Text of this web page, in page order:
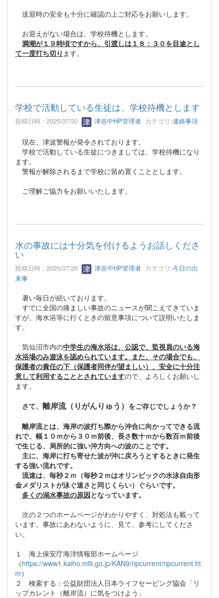
送迎時の安全も十分に確認の上ご対応をお願いします。
お迎えがない場合は、学校待機とします。
満潮が１９時頃ですから、引渡しは１８：３０を目途とし
て一度打ち切り ます。
学校で活動している生徒は、学校待機とします
投稿日時 : 2025/07/30 津谷中HP管理者 カテゴリ:連絡事項
現在、津波警報が発令されております。
学校で活動している生徒につきましては、学校待機になり
ます。
警報が解除されるまで学校に留め置くこととします。
ご理解ご協力をお願いいたします。
水の事故には十分気を付けるようお話しくださ
い
投稿日時 : 2025/07/26 津谷中HP管理者 カテゴリ:今日の出
来事
暑い毎日が続いております。
すでに全国の痛ましい事故のニュースが聞こえてきていま
すが、海水浴等に行くときの留意事項について説明いたしま
す。
気仙沼市内の中学生の海水浴は、公認で、監視員のいる海
水浴場のみ遊泳を認められています。また、その場合でも、
保護者の責任の下（保護者同伴が望ましい）、安全に十分注
意して利用することとされていますので、よろしくお願いし
ます。
さて、 離岸流（りがんりゅう） をご存じでしょうか？
離岸流とは、海岸の波打ち際から沖合に向かってできる流
れで、幅１０ｍから３０ｍ前後、長さ数十ｍから数百ｍ前後
で生じる、局所的に強い沖方向への波のことです。
主に、海岸に打ち寄せた波が沖に戻ろうとするときに発生
する強い流れです。
流速は、毎秒２ｍ（毎秒２ｍはオリンピックの水泳自由形
金メダリストが泳ぐ速さと同じくらい）ぐらいです。
多くの溺水事故の原因となっています。
次の２つのホームページがわかりやすく、対処法も載って
います。事故にあわないように、見て、参考にしてくださ
い。
１ 海上保安庁海洋情報部ホームページ
（https://www1.kaiho.mlit.go.jp/KAN9/ripcurrent/ripcurrent.ht
m）
２ 検索する：公益財団法人日本ライフセービング協会「リ
ップカレント（離岸流）に気をつけよう」